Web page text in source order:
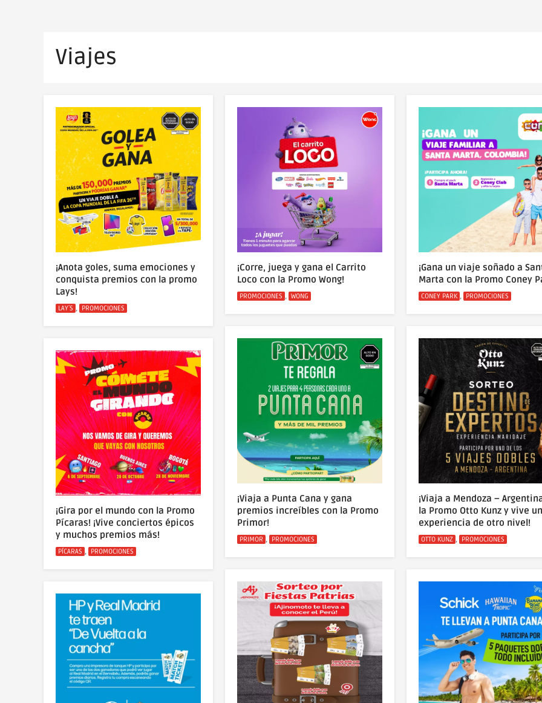
Viajes
¡Anota goles, suma emociones y
conquista premios con la promo
Lays!
Categorías
LAY´S , PROMOCIONES
¡Corre, juega y gana el Carrito
Loco con la Promo Wong!
Categorías
PROMOCIONES , WONG
¡Gana un viaje soñado a
Marta con la Promo Coney
Categorías
CONEY PARK , PROMOCIONES
¡Viaja a Punta Cana y gana
premios increíbles con la Promo
Primor!
Categorías
PRIMOR , PROMOCIONES
¡Viaja a Mendoza –
la Promo Otto Kunz y vive
experiencia de otro nivel!
Categorías
OTTO KUNZ , PROMOCIONES
¡Gira por el mundo con la Promo
Pícaras! ¡Vive conciertos épicos
y muchos premios más!
Categorías
PÍCARAS , PROMOCIONES